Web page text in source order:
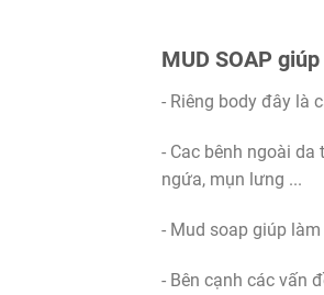
MUD SOAP
- Riêng body đây là
- Cac bênh ngoài
ngứa, mụn lưng ...
- Mud soap giúp
- Bên cạnh các vấn